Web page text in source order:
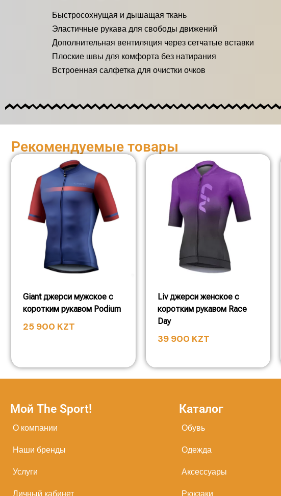
Быстросохнущая и дышащая ткань
Эластичные рукава для свободы движений
Дополнительная вентиляция через сетчатые вставки
Плоские швы для комфорта без натирания
Встроенная салфетка для очистки очков
Рекомендуемые товары
Giant джерси мужское с
коротким рукавом Podium
25 900 KZT
Liv джерси женское с
коротким рукавом Race
Day
39 900 KZT
Мой The Sport!
О компании
Наши бренды
Услуги
Личный кабинет
Каталог
Обувь
Одежда
Аксессуары
Рюкзаки